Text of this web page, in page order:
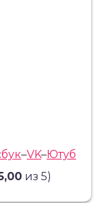
–VK–Ютуб
из 5)